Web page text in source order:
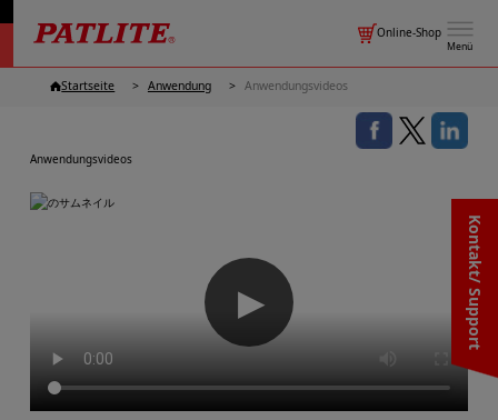
Menü
Online-Shop
Kontakt/ Support
Startseite Anwendung Anwendungsvideos
Anwendungsvideos
▶